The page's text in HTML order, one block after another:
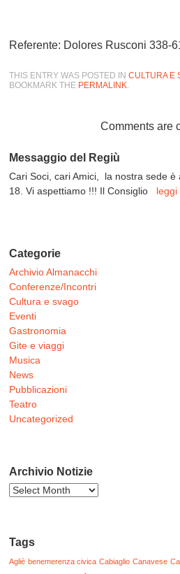
Referente: Dolores Rusconi 338-
THIS ENTRY WAS POSTED INCULTURA E
BOOKMARK THE PERMALINK.
Comments are
Messaggio del Regiù
Cari Soci, cari Amici, la nostra sede
18. Vi aspettiamo !!! Il Consiglio leggi
Categorie
Archivio Almanacchi
Conferenze/Incontri
Cultura e svago
Eventi
Gastronomia
Gite e viaggi
Musica
News
Pubblicazioni
Teatro
Uncategorized
Archivio Notizie
Archivio
Tags
Agliè benemerenza civica Cabiaglio Canavese